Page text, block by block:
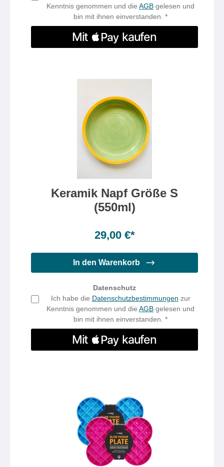
Kenntnis genommen und die AGB gelesen und
bin mit ihnen einverstanden. *
Keramik Napf Größe S
(550ml)
29,00 €*
In den Warenkorb
Datenschutz
Ich habe die Datenschutzbestimmungen zur
Kenntnis genommen und die AGB gelesen und
bin mit ihnen einverstanden. *